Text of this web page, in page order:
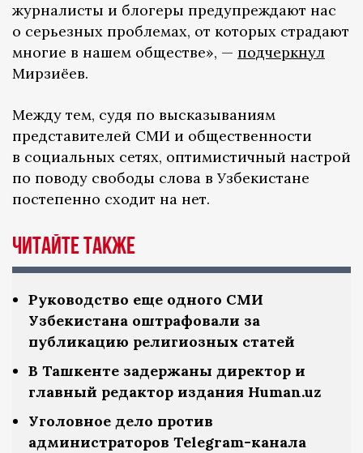
журналисты и блогеры предупреждают нас
о серьезных проблемах, от которых страдают
многие в нашем обществе», — подчеркнул
Мирзиёев.
Между тем, судя по высказываниям
представителей СМИ и общественности
в социальных сетях, оптимистичный настрой
по поводу свободы слова в Узбекистане
постепенно сходит на нет.
Читайте также
Руководство еще одного СМИ
Узбекистана оштрафовали за
публикацию религиозных статей
В Ташкенте задержаны директор и
главный редактор издания Human.uz
Уголовное дело против
администраторов Telegram-канала